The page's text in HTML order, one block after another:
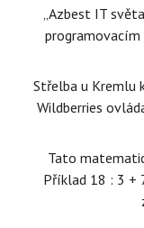
„Azbest IT
programovacím
Střelba u Kremlu
Wildberries
Tato
Příklad 18 : 3 +